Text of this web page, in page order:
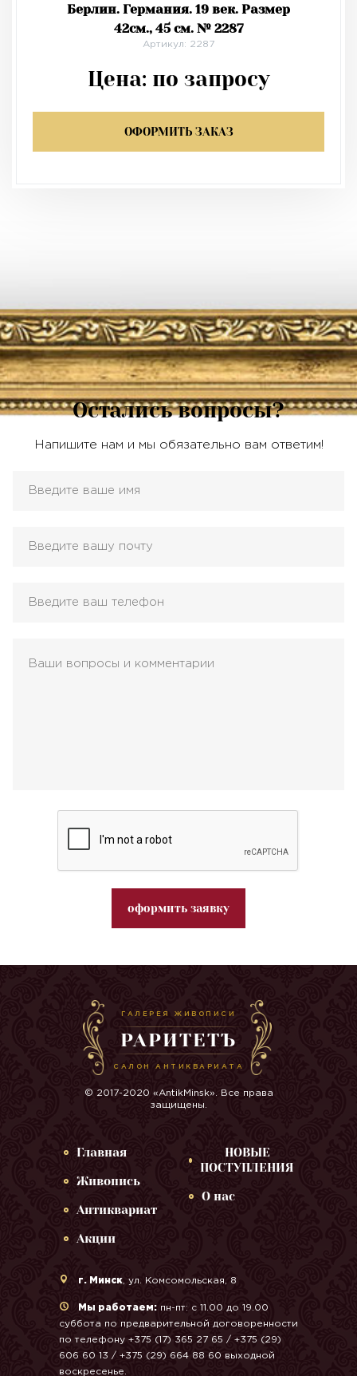
Берлин. Германия. 19 век. Размер
42см., 45 см. № 2287
Артикул: 2287
Цена: по запросу
ОФОРМИТЬ ЗАКАЗ
Остались вопросы?
Напишите нам и мы обязательно вам ответим!
оформить заявку
ГАЛЕРЕЯ ЖИВОПИСИ
РАРИТЕТЪ
САЛОН АНТИКВАРИАТА
© 2017-2020 «AntikMinsk». Все права
защищены.
Главная
Живопись
Антиквариат
Акции
НОВЫЕ
ПОСТУПЛЕНИЯ
О нас
г. Минск , ул. Комсомольская, 8
Мы работаем: пн-пт: с 11.00 до 19.00
суббота по предварительной договоренности
по телефону +375 (17) 365 27 65 / +375 (29)
606 60 13 / +375 (29) 664 88 60 выходной
воскресенье.